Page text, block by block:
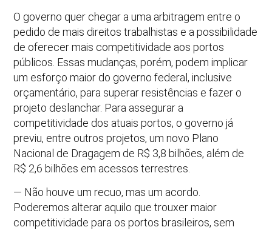
O governo quer chegar a uma arbitragem entre o
pedido de mais direitos trabalhistas e a possibilidade
de oferecer mais competitividade aos portos
públicos. Essas mudanças, porém, podem implicar
um esforço maior do governo federal, inclusive
orçamentário, para superar resistências e fazer o
projeto deslanchar. Para assegurar a
competitividade dos atuais portos, o governo já
previu, entre outros projetos, um novo Plano
Nacional de Dragagem de R$ 3,8 bilhões, além de
R$ 2,6 bilhões em acessos terrestres.
— Não houve um recuo, mas um acordo.
Poderemos alterar aquilo que trouxer maior
competitividade para os portos brasileiros, sem